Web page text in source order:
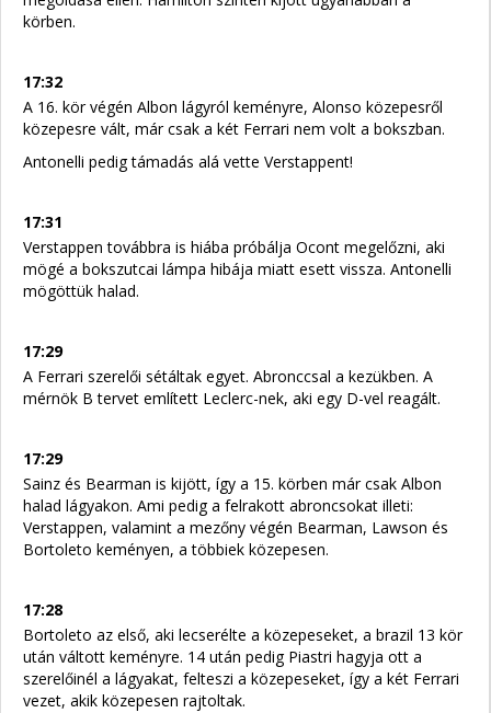
körben.
17:32
A 16. kör végén Albon lágyról keményre, Alonso közepesről
közepesre vált, már csak a két Ferrari nem volt a bokszban.
Antonelli pedig támadás alá vette Verstappent!
17:31
Verstappen továbbra is hiába próbálja Ocont megelőzni, aki
mögé a bokszutcai lámpa hibája miatt esett vissza. Antonelli
mögöttük halad.
17:29
A Ferrari szerelői sétáltak egyet. Abronccsal a kezükben. A
mérnök B tervet említett Leclerc-nek, aki egy D-vel reagált.
17:29
Sainz és Bearman is kijött, így a 15. körben már csak Albon
halad lágyakon. Ami pedig a felrakott abroncsokat illeti:
Verstappen, valamint a mezőny végén Bearman, Lawson és
Bortoleto keményen, a többiek közepesen.
17:28
Bortoleto az első, aki lecserélte a közepeseket, a brazil 13 kör
után váltott keményre. 14 után pedig Piastri hagyja ott a
szerelőinél a lágyakat, felteszi a közepeseket, így a két Ferrari
vezet, akik közepesen rajtoltak.